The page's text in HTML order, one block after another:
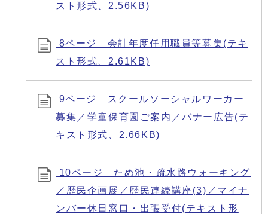
スト形式、2.56KB)
8ページ 会計年度任用職員等募集(テキ
スト形式、2.61KB)
9ページ スクールソーシャルワーカー
募集／学童保育園ご案内／バナー広告(テ
キスト形式、2.66KB)
10ページ ため池・疏水路ウォーキング
／歴民企画展／歴民連続講座(3)／マイナ
ンバー休日窓口・出張受付(テキスト形